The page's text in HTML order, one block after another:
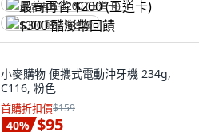
最高再省 $200 (王道卡)
$300 酷澎幣回饋
小麥購物 便攜式電動沖牙機 234g,
C116, 粉色
首購折扣價$159
40% $95